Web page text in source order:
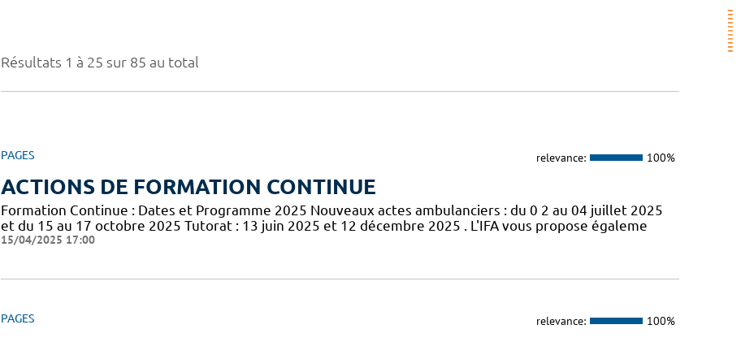
Résultats 1 à 25 sur 85 au total
PAGES relevance: 100%
ACTIONS DE FORMATION CONTINUE
Formation Continue : Dates et Programme 2025 Nouveaux actes ambulanciers : du 0 2 au 04 juillet 2025
et du 15 au 17 octobre 2025 Tutorat : 13 juin 2025 et 12 décembre 2025 . L'IFA vous propose égaleme
15/04/2025 17:00
PAGES relevance: 100%